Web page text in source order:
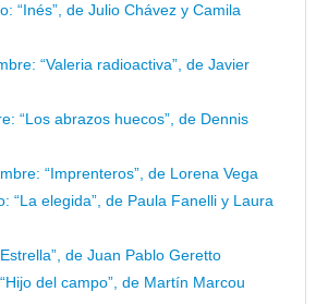
“Inés”, de Julio Chávez y Camila
“Valeria radioactiva”, de Javier
“Los abrazos huecos”, de Dennis
“Imprenteros”, de Lorena Vega
“La elegida”, de Paula Fanelli y Laura
de Juan Pablo Geretto
del campo”, de Martín Marcou